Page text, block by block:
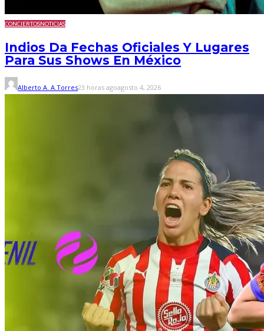
CONCIERTOSNOTICIAS
Indios Da Fechas Oficiales Y Lugares
Para Sus Shows En México
Alberto A. A.Torres23 horas agoagosto 4, 2026